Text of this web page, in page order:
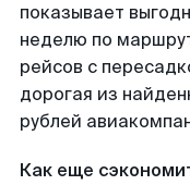
показывает
неделю по
рейсов с
дорогая из
рублей
Как еще